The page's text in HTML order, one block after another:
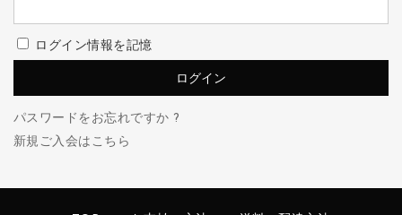
ログイン情報を記憶
パスワードをお忘れですか ?
新規ご入会はこちら